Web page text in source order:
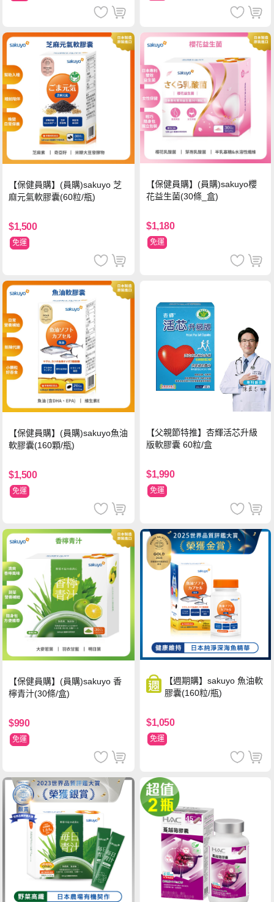
【保健員購】(員購)sakuyo 芝
麻元氣軟膠囊(60粒/瓶)
$1,500
免運
【保健員購】(員購)sakuyo櫻
花益生菌(30條_盒)
$1,180
免運
【保健員購】(員購)sakuyo魚油
軟膠囊(160顆/瓶)
$1,500
免運
【父親節特推】杏輝活芯升級
版軟膠囊 60粒/盒
$1,990
免運
【保健員購】(員購)sakuyo 香
檸青汁(30條/盒)
$990
免運
【週期購】sakuyo 魚油軟
膠囊(160粒/瓶)
$1,050
免運